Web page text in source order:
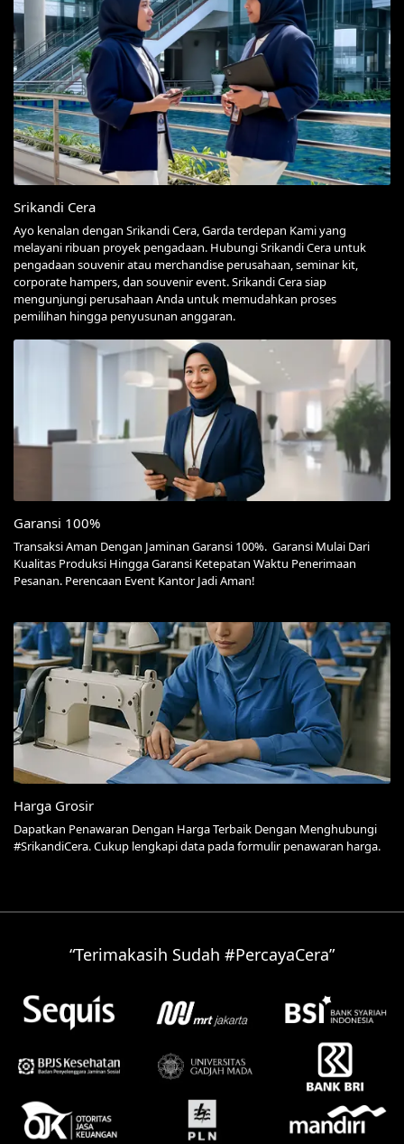
Srikandi Cera
Ayo kenalan dengan Srikandi Cera, Garda terdepan Kami yang
melayani ribuan proyek pengadaan. Hubungi Srikandi Cera untuk
pengadaan souvenir atau merchandise perusahaan, seminar kit,
corporate hampers, dan souvenir event. Srikandi Cera siap
mengunjungi perusahaan Anda untuk memudahkan proses
pemilihan hingga penyusunan anggaran.
Garansi 100%
Transaksi Aman Dengan Jaminan Garansi 100%. Garansi Mulai Dari
Kualitas Produksi Hingga Garansi Ketepatan Waktu Penerimaan
Pesanan. Perencaan Event Kantor Jadi Aman!
Harga Grosir
Dapatkan Penawaran Dengan Harga Terbaik Dengan Menghubungi
#SrikandiCera. Cukup lengkapi data pada formulir penawaran harga.
“Terimakasih Sudah #PercayaCera”